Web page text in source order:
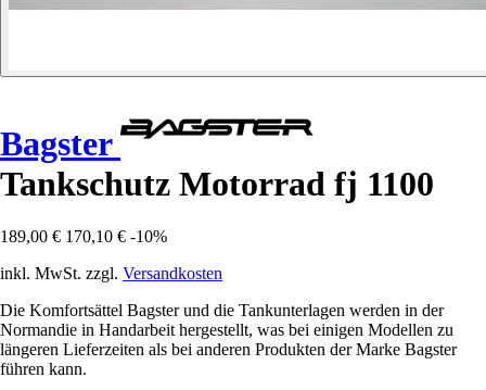
Bagster
Tankschutz Motorrad fj 1100
189,00 € 170,10 € -10%
inkl. MwSt. zzgl. Versandkosten
Die Komfortsättel Bagster und die Tankunterlagen werden in der
Normandie in Handarbeit hergestellt, was bei einigen Modellen zu
längeren Lieferzeiten als bei anderen Produkten der Marke Bagster
führen kann.